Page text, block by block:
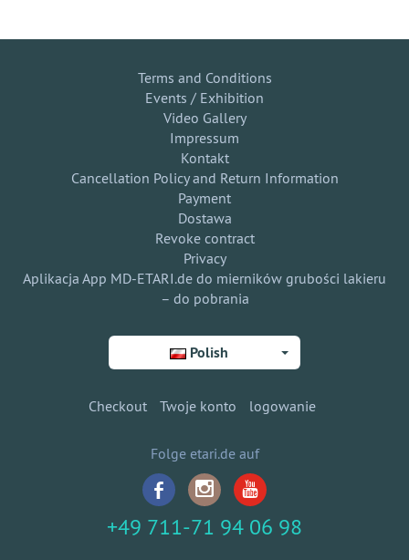
Terms and Conditions
Events / Exhibition
Video Gallery
Impressum
Kontakt
Cancellation Policy and Return Information
Payment
Dostawa
Revoke contract
Privacy
Aplikacja App MD-ETARI.de do mierników grubości lakieru
– do pobrania
Polish
Checkout Twoje konto logowanie
Folge etari.de auf
+49 711-71 94 06 98